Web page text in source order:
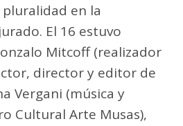
en la
El 16 estuvo
Mitcoff (realizador
director y editor de
Vergani (música y
Cultural Arte Musas),